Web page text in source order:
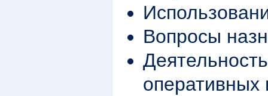
Вопросы
оперативных